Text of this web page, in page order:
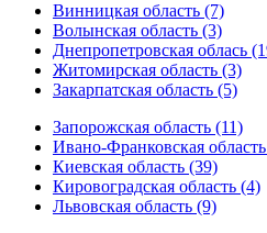
Винницкая область (7)
Волынская область (3)
Днепропетровская облась
Житомирская область (3)
Закарпатская область (5)
Запорожская область (11)
Ивано-Франковская
Киевская область (39)
Кировоградская область (4)
Львовская область (9)